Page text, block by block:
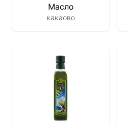
Масло
какаово